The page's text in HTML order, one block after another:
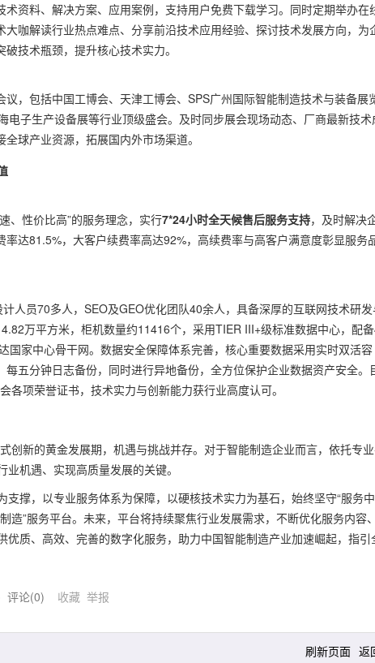
资料、解决方案、应用案例，支持用户免费下载学习。同时定期举办在
咖解读行业热点难点、分享前沿技术应用经验、探讨技术发展方向，为
技术瓶颈，提升核心技术实力。
，包括中国工博会、天津工博会、SPS广州国际智能制造技术与装备展
电子生产设备展等行业顶级盛会。及时同步展会现场动态、厂商最新技术
球产业资源，拓展国内外市场渠道。
、性价比高”的服务理念，实行7*24小时全天候售后服务支持，及时解决
达81.5%，大客户续费率高达92%，高续费率与高客户满意度彰显服务
人员70多人，SEO及GEO优化团队40余人，具备深厚的互联网技术研发
万平方米，柜机数量约11416个，采用TIER III+级标准数据中心，配
国家中心骨干网。数据安全保障体系完善，核心重要数据采用实时双活容
五分钟日志备份，同时进行异地备份，全方位保护企业数据资产安全。
项荣誉证书，技术实力与创新能力获行业高度认可。
创新的黄金发展期，机遇与挑战并存。对于智能制造企业而言，依托专
机遇、实现高质量发展的关键。
撑，以专业服务体系为保障，以硬核技术实力为基石，始终坚守“服务
造”服务平台。未来，平台将持续聚焦行业发展需求，不断优化服务内容、
质、高效、完善的数字化服务，助力中国智能制造产业加速崛起，指引
评论(0) 收藏 举报
刷新页面 返